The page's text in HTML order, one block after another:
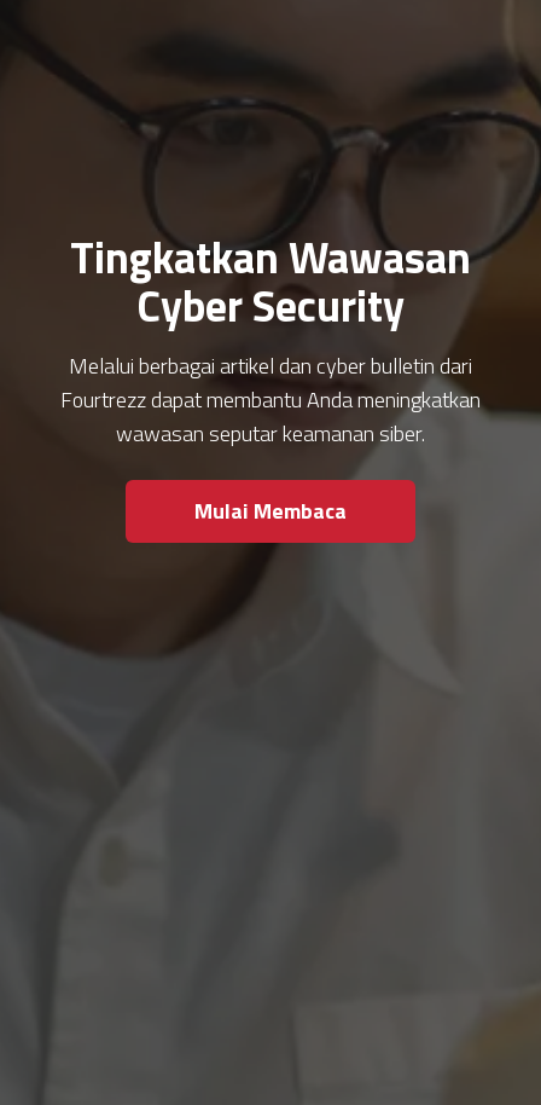
Tingkatkan Wawasan
Cyber Security
Melalui berbagai artikel dan cyber bulletin dari
Fourtrezz dapat membantu Anda meningkatkan
wawasan seputar keamanan siber.
Mulai Membaca